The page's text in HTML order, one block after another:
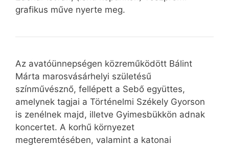
grafikus műve nyerte meg.
Az avatóünnepségen közreműködött Bálint
Márta marosvásárhelyi születésű
színművésznő, fellépett a Sebő együttes,
amelynek tagjai a Történelmi Székely Gyorson
is zenélnek majd, illetve Gyimesbükkön adnak
koncertet. A korhű környezet
megteremtésében, valamint a katonai